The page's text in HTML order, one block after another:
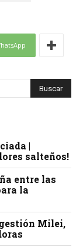
|
salteños!
entre las
la
Milei,